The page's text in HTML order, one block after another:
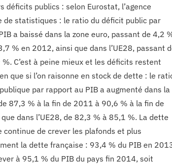
déficits publics : selon Eurostat, l’agence
de statistiques : le ratio du déficit public par
a baissé dans la zone euro, passant de 4,2
% en 2012, ainsi que dans l’UE28, passant
C’est à peine mieux et les déficits restent
que si l’on raisonne en stock de dette : le
par rapport au PIB a augmenté dans la
87,3 % à la fin de 2011 à 90,6 % à la fin de
dans l’UE28, de 82,3 % à 85,1 %. La dette
continue de crever les plafonds et plus
la dette française : 93,4 % du PIB en
à 95,1 % du PIB du pays fin 2014, soit